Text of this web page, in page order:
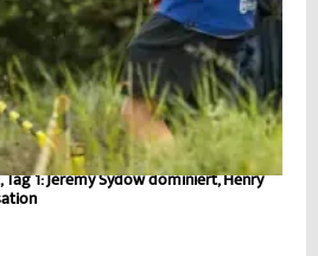
1: Jeremy Sydow dominiert, Henry